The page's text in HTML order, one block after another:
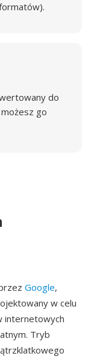
do
go
Google,
w celu
internetowych
Tryb